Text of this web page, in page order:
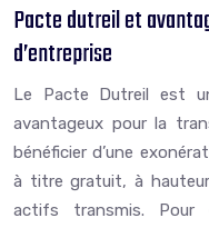
Pacte dutreil et
d’entreprise
Le Pacte Dutreil est
avantageux pour la
bénéficier d’une
à titre gratuit, à
actifs transmis. Pour